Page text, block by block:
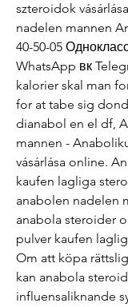
szteroidok
nadelen mannen
40-50-05
WhatsApp вк
kalorier skal man
for at tabe sig
dianabol en el df,
mannen -
vásárlása online.
kaufen lagliga
anabolen nadelen
anabola steroider
pulver kaufen
Om att köpa
kan anabola
influensaliknande